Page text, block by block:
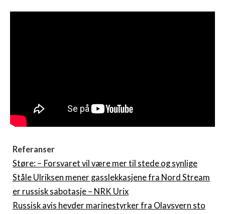
Referanser
Støre: − Forsvaret vil være mer til stede og synlige
Ståle Ulriksen mener gasslekkasjene fra Nord Stream
er russisk sabotasje – NRK Urix
Russisk avis hevder marinestyrker fra Olavsvern sto